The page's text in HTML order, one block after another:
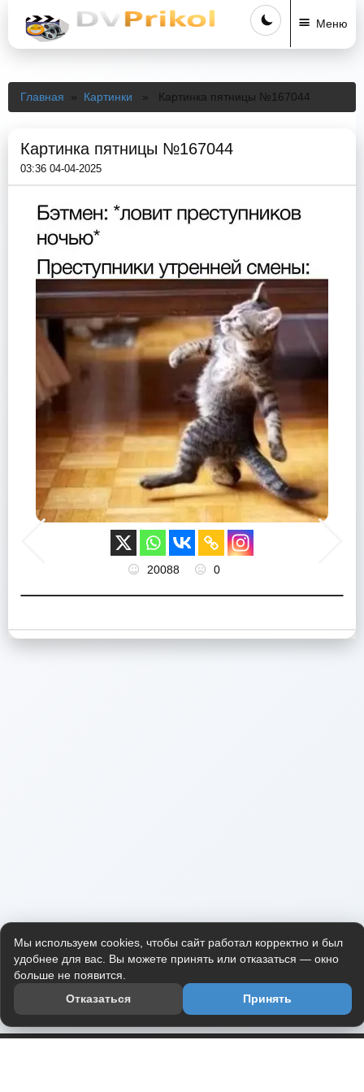
Меню
Главная » Картинки » Картинка пятницы №167044
Картинка пятницы №167044
03:36 04-04-2025
20088 0
Мы используем cookies, чтобы сайт работал корректно и был
удобнее для вас. Вы можете принять или отказаться — окно
больше не появится.
Отказаться
Принять